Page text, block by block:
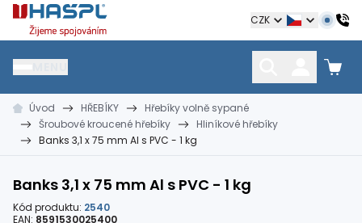
Hašpl CZK
HŘEBÍKY
kramle
SPOJOVACÍ MATERIÁL
vruty, šrouby, matice
KOTEVNÍ TECHNIKA
hmoždinky, napínáky
Úvod HŘEBÍKY
Hřebíky volně sypané
Šroubové kroucené hřebíky
Hliníkové hřebíky
Banks 3,1 x 75 mm Al s PVC - 1 kg
Banks 3,1 x 75 mm Al s PVC - 1 kg
Kód produktu: 2540
EAN: 8591530025400